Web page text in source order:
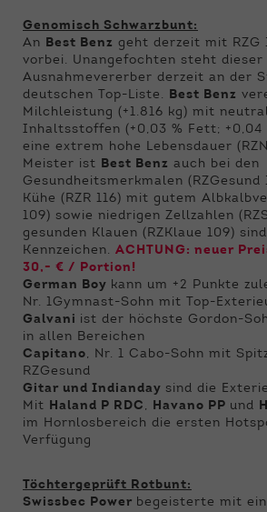
Genomisch Schwarzbunt:
An Best Benz geht derzeit mit RZG
vorbei. Unangefochten steht dieser
Ausnahmevererber derzeit an der
deutschen Top-Liste. Best Benz
Milchleistung (+1.816 kg) mit
Inhaltsstoffen (+0,03 % Fett; +0,04
eine extrem hohe Lebensdauer
Meister ist Best Benz auch bei den
Gesundheitsmerkmalen (RZGesund
Kühe (RZR 116) mit gutem
109) sowie niedrigen Zellzahlen
gesunden Klauen (RZKlaue 109)
Kennzeichen. ACHTUNG: neuer
30,- € / Portion!
German Boy kann um +2 Punkte
Nr. 1Gymnast-Sohn mit Top-
Galvani ist der höchste Gordon-
in allen Bereichen
Capitano, Nr. 1 Cabo-Sohn mit
RZGesund
Gitar und Indianday sind die
Mit Haland P RDC , Havano PP und
im Hornlosbereich die ersten
Verfügung
Töchtergeprüft Rotbunt:
Swissbec Power begeisterte mit